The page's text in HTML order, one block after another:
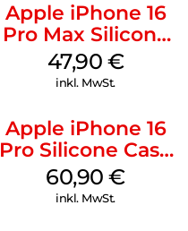
Apple iPhone 16
Pro Max Silicone
Case MagSafe
Black
47,90 €
inkl. MwSt.
Apple iPhone 16
Pro Silicone Case
MagSafe Stone
Gray
60,90€
inkl. MwSt.